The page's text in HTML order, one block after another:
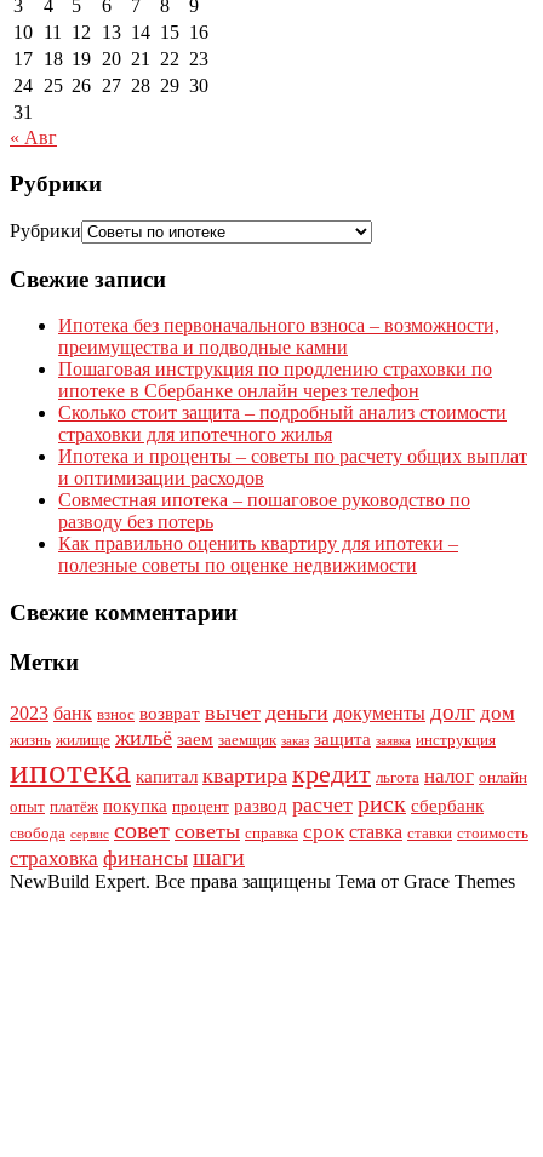
3
4 5 6 7 8
9
10 11 12 13 14 15 16
17 18 19 20 21 22 23
24 25 26 27 28 29 30
31
« Авг
Рубрики
Рубрики
Свежие записи
Ипотека без первоначального взноса – возможности,
преимущества и подводные камни
Пошаговая инструкция по продлению страховки по
ипотеке в Сбербанке онлайн через телефон
Сколько стоит защита – подробный анализ стоимости
страховки для ипотечного жилья
Ипотека и проценты – советы по расчету общих выплат
и оптимизации расходов
Совместная ипотека – пошаговое руководство по
разводу без потерь
Как правильно оценить квартиру для ипотеки –
полезные советы по оценке недвижимости
Свежие комментарии
Метки
2023 банк взнос возврат вычет деньги документы долг дом
жизнь жилище жильё заем заемщик заказ защита заявка инструкция
ипотека капитал квартира кредит льгота налог онлайн
опыт платёж покупка процент развод расчет риск сбербанк
свобода сервис совет советы справка срок ставка ставки стоимость
страховка финансы шаги
NewBuild Expert. Все права защищены Тема от Grace Themes